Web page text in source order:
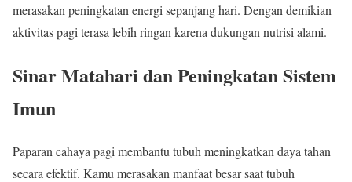
merasakan peningkatan energi sepanjang hari. Dengan demikian
aktivitas pagi terasa lebih ringan karena dukungan nutrisi alami.
Sinar Matahari dan Peningkatan Sistem
Imun
Paparan cahaya pagi membantu tubuh meningkatkan daya tahan
secara efektif. Kamu merasakan manfaat besar saat tubuh